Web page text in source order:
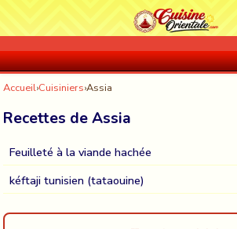
Accueil›Cuisiniers›Assia
Recettes de Assia
Feuilleté à la viande hachée
kéftaji tunisien (tataouine)